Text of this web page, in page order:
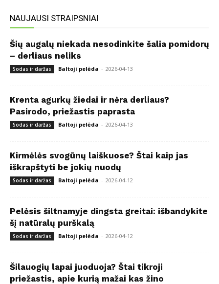
NAUJAUSI STRAIPSNIAI
Šių augalų niekada nesodinkite šalia pomidorų
– derliaus neliks
Sodas ir daržas Baltoji pelėda - 2026-04-13
Krenta agurkų žiedai ir nėra derliaus?
Pasirodo, priežastis paprasta
Sodas ir daržas Baltoji pelėda - 2026-04-13
Kirmėlės svogūnų laiškuose? Štai kaip jas
iškrapštyti be jokių nuodų
Sodas ir daržas Baltoji pelėda - 2026-04-12
Pelėsis šiltnamyje dingsta greitai: išbandykite
šį natūralų purškalą
Sodas ir daržas Baltoji pelėda - 2026-04-12
Šilauogių lapai juoduoja? Štai tikroji
priežastis, apie kurią mažai kas žino